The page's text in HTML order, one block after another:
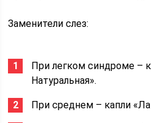
Заменители слез:
При легком синдроме –
Натуральная».
При среднем – капли